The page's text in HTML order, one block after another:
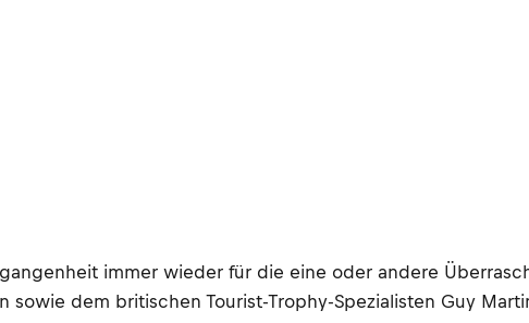
immer wieder für die eine oder andere
sowie dem britischen Tourist-Trophy-Spezialisten Guy